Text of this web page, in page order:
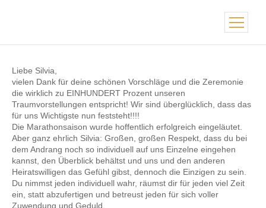
Liebe Silvia,
vielen Dank für deine schönen Vorschläge und die Zeremonie
die wirklich zu EINHUNDERT Prozent unseren
Traumvorstellungen entspricht! Wir sind überglücklich, dass das
für uns Wichtigste nun feststeht!!!!
Die Marathonsaison wurde hoffentlich erfolgreich eingeläutet.
Aber ganz ehrlich Silvia: Großen, großen Respekt, dass du bei
dem Andrang noch so individuell auf uns Einzelne eingehen
kannst, den Überblick behältst und uns und den anderen
Heiratswilligen das Gefühl gibst, dennoch die Einzigen zu sein.
Du nimmst jeden individuell wahr, räumst dir für jeden viel Zeit
ein, statt abzufertigen und betreust jeden für sich voller
Zuwendung und Geduld.